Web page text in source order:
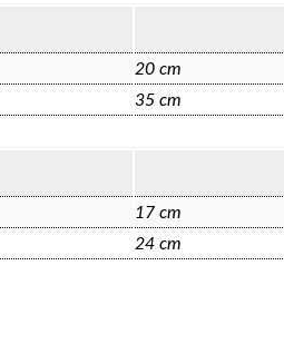
20 cm
35 cm
17 cm
24 cm